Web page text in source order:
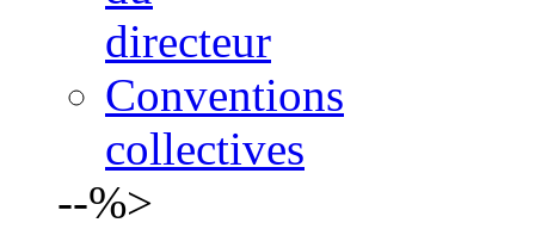
directeur
Conventions
collectives
--%>